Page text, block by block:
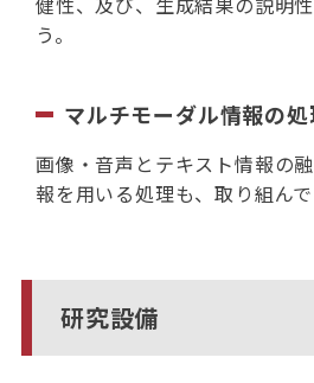
う。
マルチモーダル情報の
画像・音声とテキスト情報の
報を用いる処理も、取り組んで
研究設備